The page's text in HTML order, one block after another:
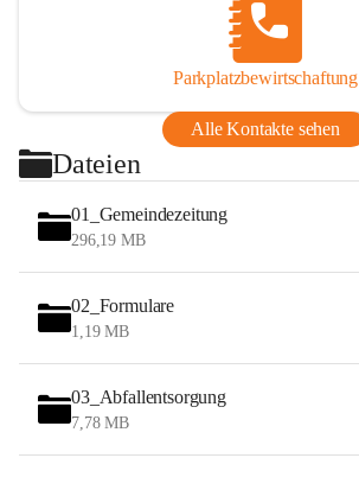
Parkplatzbewirtschaftung
Alle Kontakte sehen
Dateien
01_Gemeindezeitung
296,19 MB
02_Formulare
1,19 MB
03_Abfallentsorgung
7,78 MB